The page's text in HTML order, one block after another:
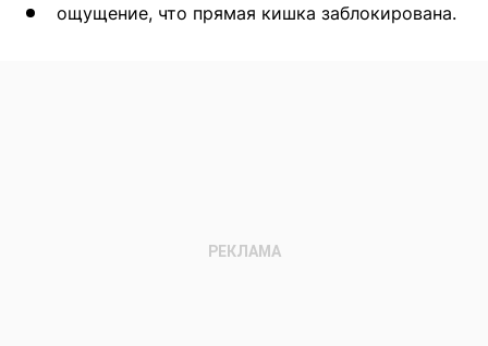
ощущение, что прямая кишка заблокирована.